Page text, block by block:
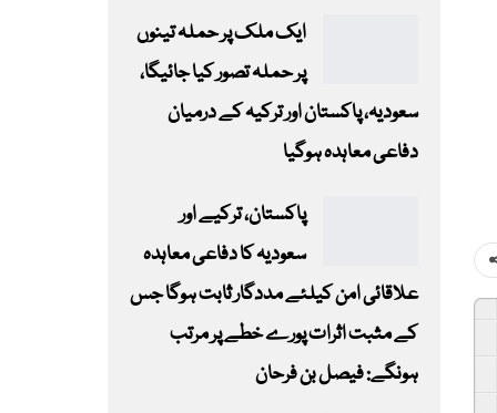
ایک ملک پر حملہ تینوں
پر حملہ تصور کیا جائیگا،
سعودیہ، پاکستان اور ترکیہ کے درمیان
دفاعی معاہدہ ہوگیا
پاکستان، ترکیے اور
سعودیہ کا دفاعی معاہدہ
علاقائی امن کیلئے مددگار ثابت ہوگا جس
کے مثبت اثرات پورے خطے پر مرتب
ہونگے: فیصل بن فرحان